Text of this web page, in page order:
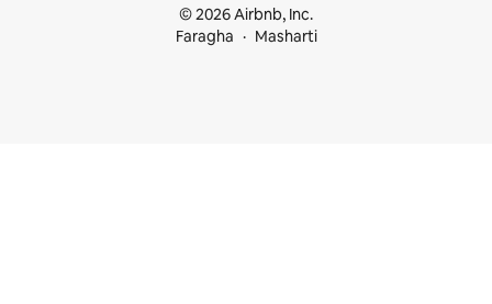
© 2026 Airbnb, Inc.
Faragha
Masharti